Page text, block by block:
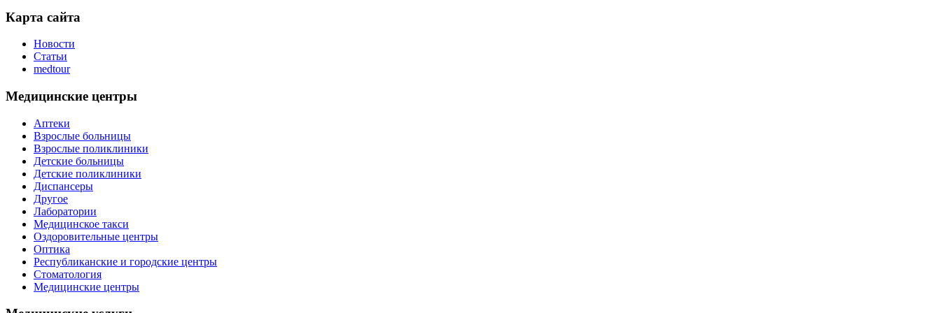
Карта сайта
Новости
Статьи
medtour
Медицинские центры
Аптеки
Взрослые больницы
Взрослые поликлиники
Детские больницы
Детские поликлиники
Диспансеры
Другое
Лаборатории
Медицинское такси
Оздоровительные центры
Оптика
Республиканские и городские центры
Стоматология
Медицинские центры